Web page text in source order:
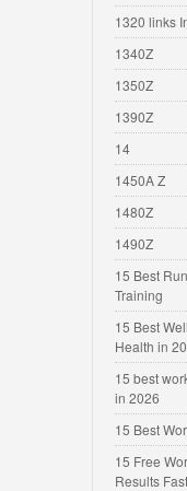
1320 links
1340Z
1350Z
1390Z
14
1450A Z
1480Z
1490Z
15 Best
Training
15 Best
Health in
15 best
in 2026
15 Best
15 Free
Results Fast